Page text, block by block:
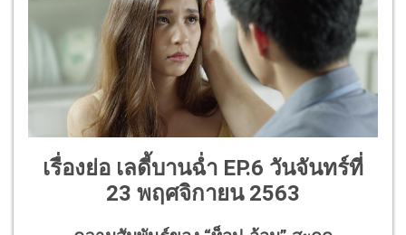
เรื่องย่อ เลดี้บานฉ่ำ EP.6 วันจันทร์ที่
23 พฤศจิกายน 2563